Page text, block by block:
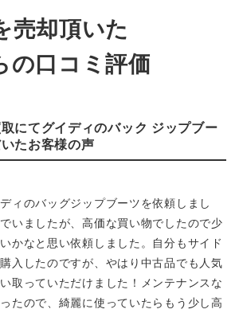
売却頂いた
の口コミ評価
にてグイディのバック ジップブー
たお客様の声
ィのバッグジップブーツを依頼しまし
いましたが、高価な買い物でしたので少
かなと思い依頼しました。自分もサイド
入したのですが、やはり中古品でも人気
取っていただけました！メンテナンスな
たので、綺麗に使っていたらもう少し高